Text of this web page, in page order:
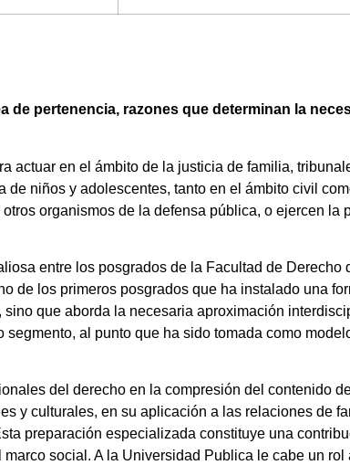
de pertenencia, razones que determinan la
actuar en el ámbito de la justicia de familia,
niños y adolescentes, tanto en el ámbito civil
organismos de la defensa pública, o ejercen la
entre los posgrados de la Facultad de
de los primeros posgrados que ha instalado una
que aborda la necesaria aproximación
al punto que ha sido tomada como
del derecho en la compresión del contenido
y culturales, en su aplicación a las relaciones de
preparación especializada constituye una
social. A la Universidad Publica le cabe un